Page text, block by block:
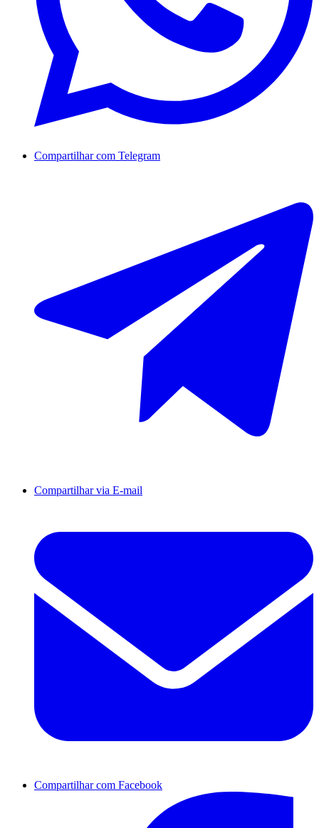
Compartilhar com Telegram
Compartilhar via E-mail
Compartilhar com Facebook